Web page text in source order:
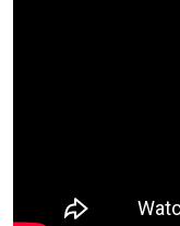
一篇文章解答八字